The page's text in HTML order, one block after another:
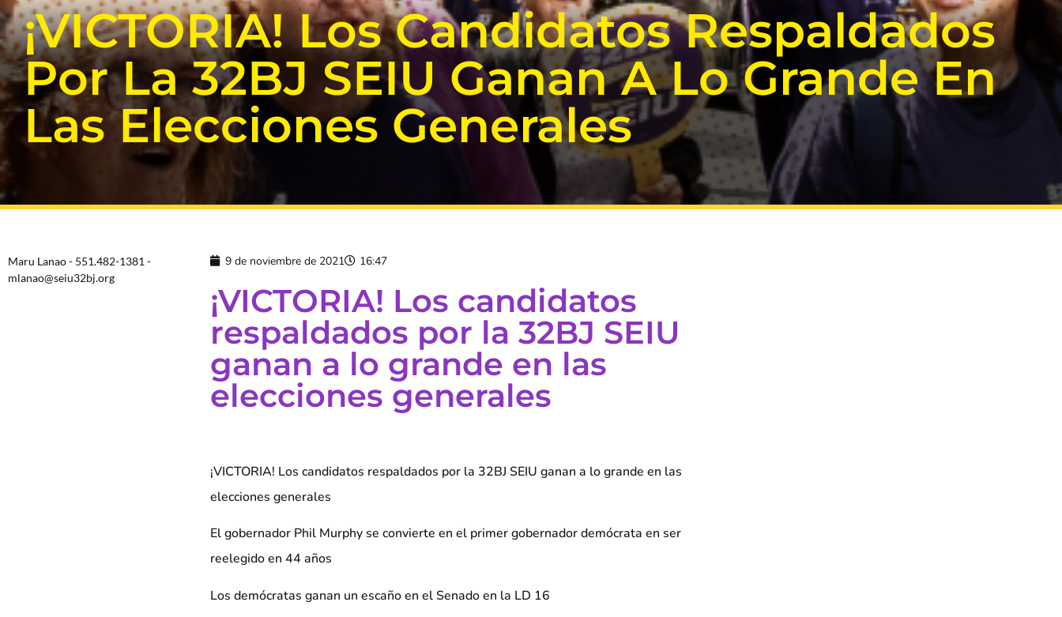
¡VICTORIA! Los Candidatos Respaldados
Por La 32BJ SEIU Ganan A Lo Grande En
Las Elecciones Generales
Maru Lanao - 551.482-1381 -
mlanao@seiu32bj.org
9 de noviembre de 2021 16:47
¡VICTORIA! Los candidatos
respaldados por la 32BJ SEIU
ganan a lo grande en las
elecciones generales
¡VICTORIA! Los candidatos respaldados por la 32BJ SEIU ganan a lo grande en las
elecciones generales
El gobernador Phil Murphy se convierte en el primer gobernador demócrata en ser
reelegido en 44 años
Los demócratas ganan un escaño en el Senado en la LD 16